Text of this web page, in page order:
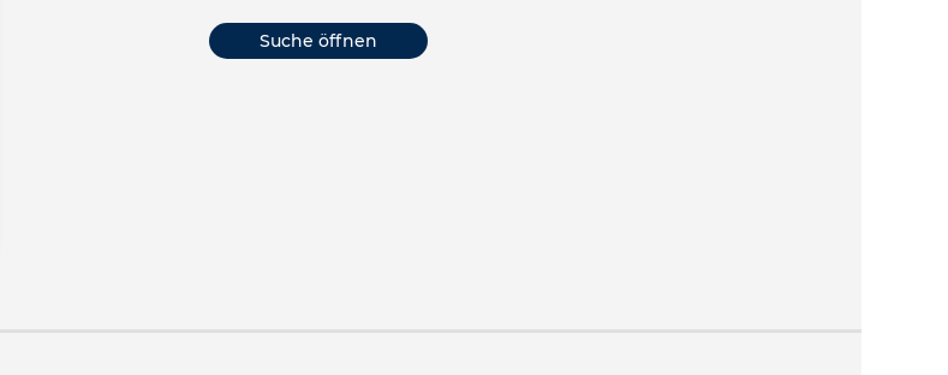
Suche öffnen